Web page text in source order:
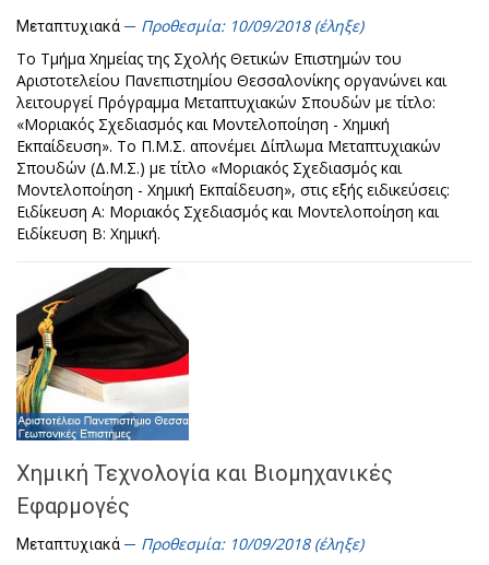
Μεταπτυχιακά
Προθεσμία: 10/09/2018 (έληξε)
Το Τμήμα Χημείας της Σχολής Θετικών Επιστημών του
Αριστοτελείου Πανεπιστημίου Θεσσαλονίκης οργανώνει και
λειτουργεί Πρόγραμμα Μεταπτυχιακών Σπουδών με τίτλο:
«Μοριακός Σχεδιασμός και Μοντελοποίηση - Χημική
Εκπαίδευση». Το Π.Μ.Σ. απονέμει Δίπλωμα Μεταπτυχιακών
Σπουδών (Δ.Μ.Σ.) με τίτλο «Μοριακός Σχεδιασμός και
Μοντελοποίηση - Χημική Εκπαίδευση», στις εξής ειδικεύσεις:
Ειδίκευση Α: Μοριακός Σχεδιασμός και Μοντελοποίηση και
Ειδίκευση Β: Χημική.
Χημική Τεχνολογία και Βιομηχανικές
Εφαρμογές
Μεταπτυχιακά
Προθεσμία: 10/09/2018 (έληξε)